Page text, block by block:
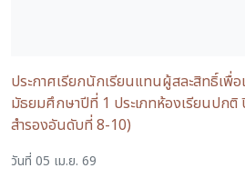
ประกาศเรียกนักเรียนแทนผู้สละสิทธิ์เพื่
มัธยมศึกษาปีที่ 1 ประเภทห้องเรียนปก
สำรองอันดับที่ 8-10)
วันที่ 05 เม.ย. 69